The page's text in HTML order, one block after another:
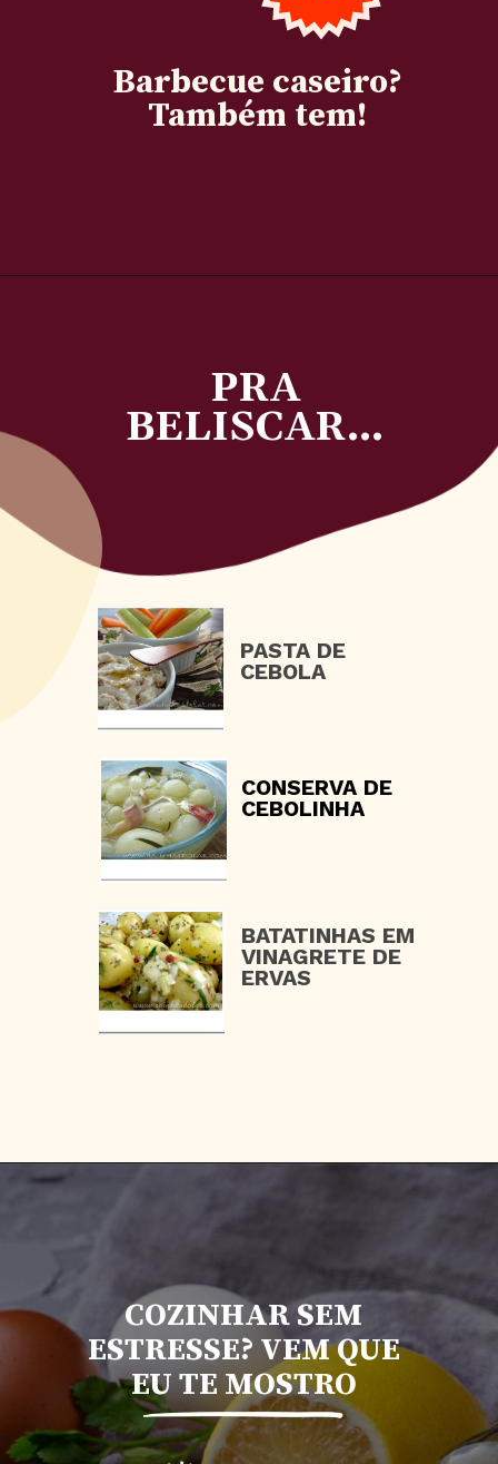
Barbecue caseiro?
Também tem!
PRA
BELISCAR...
PASTA DE
CEBOLA
CONSERVA DE
CEBOLINHA
BATATINHAS EM
VINAGRETE DE
ERVAS
COZINHAR SEM
ESTRESSE? VEM QUE
EU TE MOSTRO